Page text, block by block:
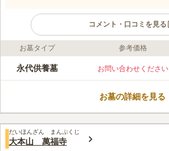
コメント・口コミを見る
口コミ評価
この霊園はまだ誰からも評価されていません。
お墓タイプ 参考価格
永代供養墓 お問い合わせください
お墓の詳細を見る
だいほんざん まんぷくじ
大本山 萬福寺